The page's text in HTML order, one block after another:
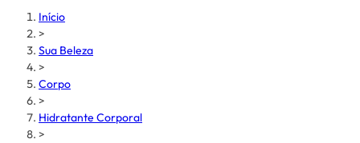
Início
>
Sua Beleza
>
Corpo
>
Hidratante Corporal
>